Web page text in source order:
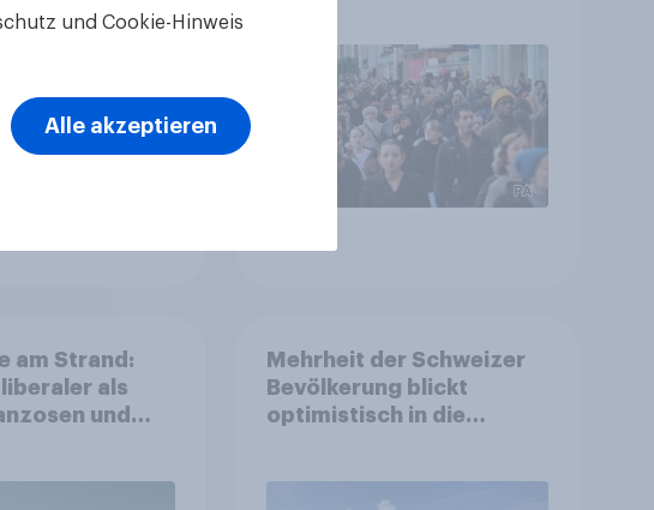
am Strand:
als
und
Mehrheit der Schweizer
Bevölkerung blickt
optimistisch in die
Gesundheitswesen und
und Cookie-Hinweis
Alle akzeptieren